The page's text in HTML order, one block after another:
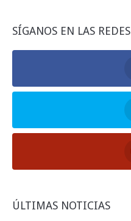
SÍGANOS EN LAS REDES
ÚLTIMAS NOTICIAS